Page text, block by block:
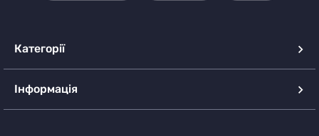
Категорії
Інформація